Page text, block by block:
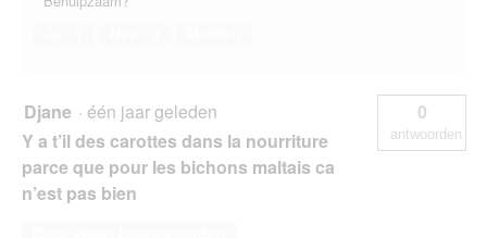
Djane · één jaar geleden
Y a t’il des carottes dans la nourriture
parce que pour les bichons maltais ca
n’est pas bien
0
antwoorden